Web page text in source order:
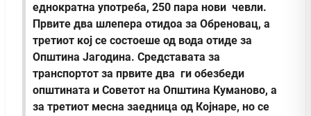
еднократна употреба, 250 пара нови чевли.
Првите два шлепера отидоа за Обреновац, а
третиот кој се состоеше од вода отиде за
Општина Јагодина. Средставата за
транспортот за првите два ги обезбеди
општината и Советот на Општина Куманово, а
за третиот месна заедница од Којнаре, но се